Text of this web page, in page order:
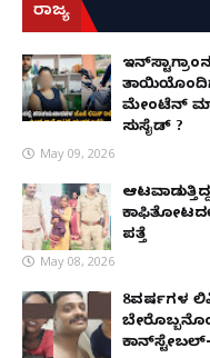
ರಾಜ್ಯ
ಮೇಂಟೆನ್
ಸುಸೈಡ್ ?
May 09, 2026
ಪತ್ತೆ
May 08, 2026
8ವರ್ಷಗಳ